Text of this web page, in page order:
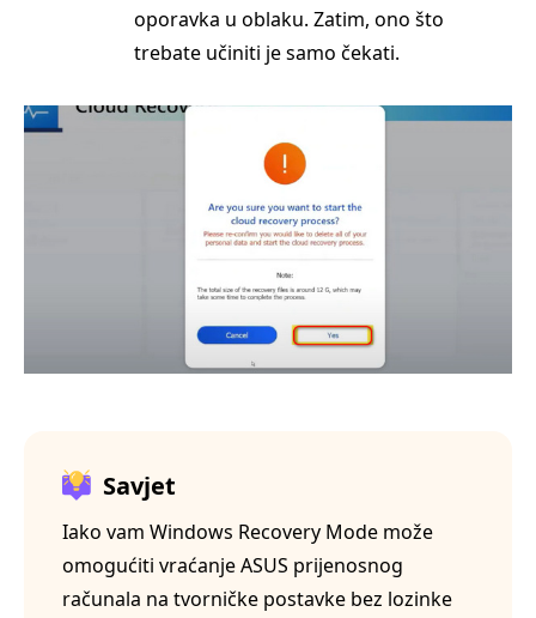
oporavka u oblaku. Zatim, ono što
trebate učiniti je samo čekati.
Savjet
Iako vam Windows Recovery Mode može
omogućiti vraćanje ASUS prijenosnog
računala na tvorničke postavke bez lozinke